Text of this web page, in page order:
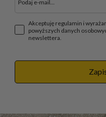
Akceptuję regulamin i
powyższych danych
newslettera.